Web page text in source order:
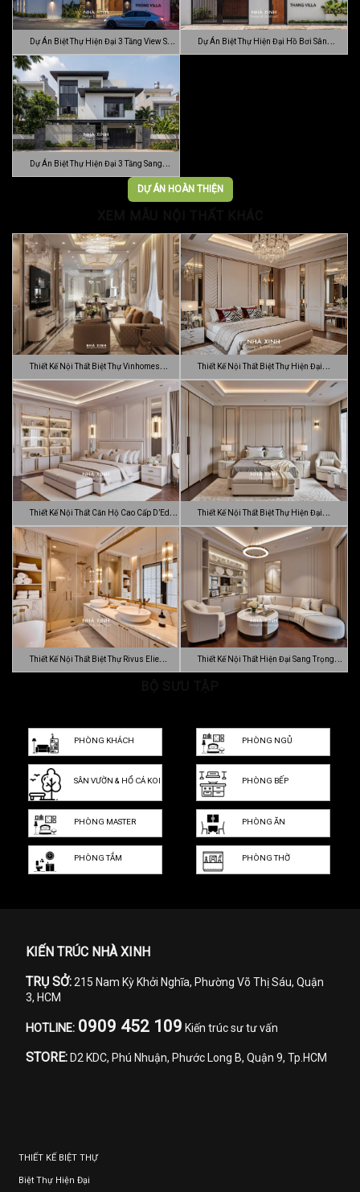
Dự Án Biệt Thự Hiện Đại 3 Tầng View Sân
…
Dự Án Biệt Thự Hiện Đại Hồ Bơi Sân
Dự Án Biệt Thự Hiện Đại 3 Tầng Sang
DỰ ÁN HOÀN THIỆN
Thiết Kế Nội Thất Biệt Thự Vinhomes
Gran…
Thiết Kế Nội Thất Biệt Thự Hiện Đại
Sang…
Thiết Kế Nội Thất Căn Hộ Cao Cấp D’Edge
…
Thiết Kế Nội Thất Biệt Thự Hiện Đại
Luca…
Thiết Kế Nội Thất Biệt Thự Rivus Elie Thiết Kế Nội Thất Hiện Đại Sang Trọng
PHÒNG KHÁCH PHÒNG NGỦ
SÂN VƯỜN & HỒ CÁ KOI PHÒNG BẾP
PHÒNG MASTER PHÒNG ĂN
PHÒNG TẮM PHÒNG THỜ
KIẾN TRÚC NHÀ XINH
TRỤ SỞ: 215 Nam Kỳ Khởi Nghĩa, Phường Võ Thị Sáu, Quận
3, HCM
HOTLINE: 0909 452 109 Kiến trúc sư tư vấn
STORE: D2 KDC, Phú Nhuận, Phước Long B, Quận 9, Tp.HCM
THIẾT KẾ BIỆT THỰ
Biệt Thự Hiện Đại